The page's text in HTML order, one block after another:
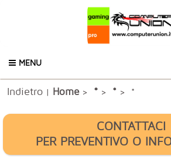
MENU
Indietro | Home> * > * > *
CONTATTACI
PER PREVENTIVO O